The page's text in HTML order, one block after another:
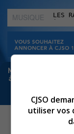
MUSIQUE
:
Meta bloque les
à Sorel-Tracy et
CJSO
utiliser vos